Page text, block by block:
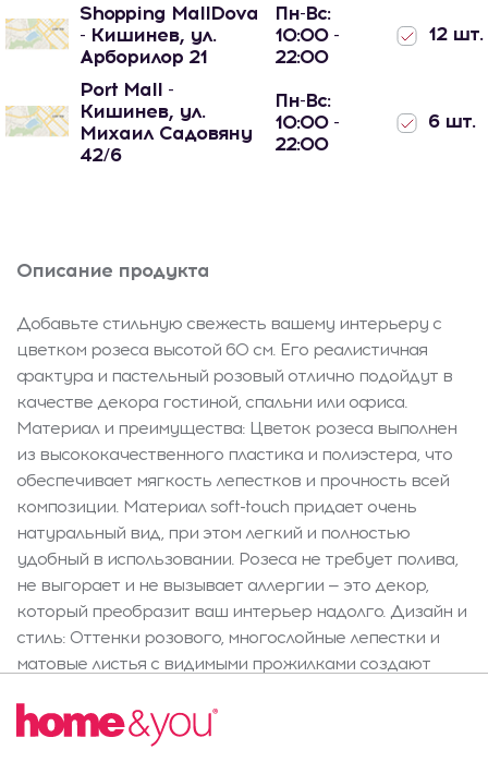
Shopping MallDova
- Кишинев, ул.
Арборилор 21
Пн-Вс:
10:00 -
22:00
12 шт.
Port Mall -
Кишинев, ул.
Михаил Садовяну
42/6
Пн-Вс:
10:00 -
22:00
6 шт.
Описание продукта
Добавьте стильную свежесть вашему интерьеру с
цветком розеса высотой 60 см. Его реалистичная
фактура и пастельный розовый отлично подойдут в
качестве декора гостиной, спальни или офиса.
Материал и преимущества: Цветок розеса выполнен
из высококачественного пластика и полиэстера, что
обеспечивает мягкость лепестков и прочность всей
композиции. Материал soft-touch придает очень
натуральный вид, при этом легкий и полностью
удобный в использовании. Розеса не требует полива,
не выгорает и не вызывает аллергии — это декор,
который преобразит ваш интерьер надолго. Дизайн и
стиль: Оттенки розового, многослойные лепестки и
матовые листья с видимыми прожилками создают
цветовая палитра отлично подходит для стилей глэм,
бохо, современного и романтического. Изящный